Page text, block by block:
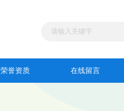
荣誉资质 在线留言